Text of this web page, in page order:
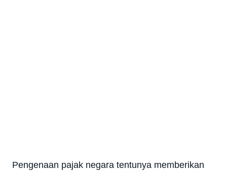
Pengenaan pajak negara tentunya memberikan